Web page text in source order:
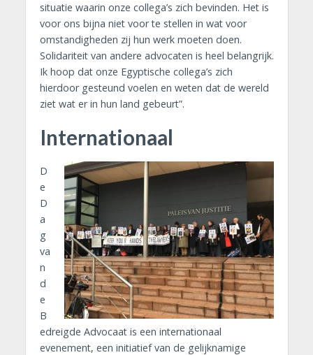
situatie waarin onze collega’s zich bevinden. Het is
voor ons bijna niet voor te stellen in wat voor
omstandigheden zij hun werk moeten doen.
Solidariteit van andere advocaten is heel belangrijk.
Ik hoop dat onze Egyptische collega’s zich
hierdoor gesteund voelen en weten dat de wereld
ziet wat er in hun land gebeurt”.
Internationaal
D
e
D
a
g
va
n
d
e
B
edreigde Advocaat is een internationaal
evenement, een initiatief van de gelijknamige